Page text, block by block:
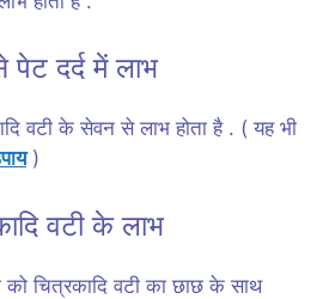
पेट दर्द में लाभ
वटी के सेवन से लाभ होता है . ( यह भी
)
वटी के लाभ
को चित्रकादि वटी का छाछ के साथ